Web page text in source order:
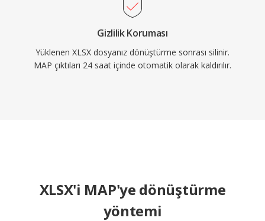
Gizlilik Koruması
Yüklenen XLSX dosyanız dönüştürme sonrası silinir.
MAP çıktıları 24 saat içinde otomatik olarak kaldırılır.
XLSX'i MAP'ye dönüştürme
yöntemi